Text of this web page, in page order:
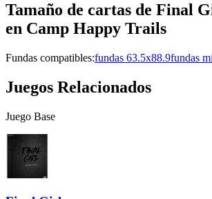
Tamaño de cartas de Final
en Camp Happy Trails
Fundas compatibles:fundas 63.5x88.9fundas
Juegos Relacionados
Juego Base